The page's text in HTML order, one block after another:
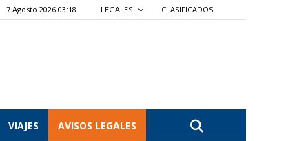
7 Agosto 2026 03:18 LEGALES CLASIFICADOS
VIAJES AVISOS LEGALES